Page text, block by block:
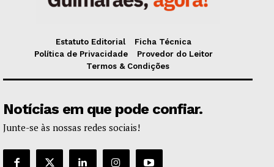
Estatuto Editorial
Ficha Técnica
Política de Privacidade
Provedor do Leitor
Termos & Condições
Notícias em que pode confiar.
Junte-se às nossas redes sociais!